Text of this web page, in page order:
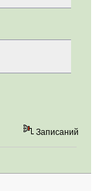
Записаний